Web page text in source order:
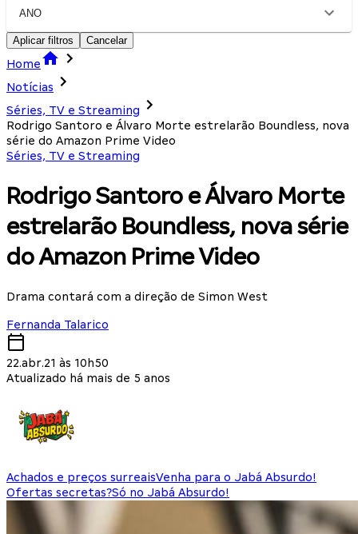
ANO
Aplicar filtros Cancelar
Home
Notícias
Séries, TV e Streaming
Rodrigo Santoro e Álvaro Morte estrelarão Boundless, nova
série do Amazon Prime Video
Séries, TV e Streaming
Rodrigo Santoro e Álvaro Morte
estrelarão Boundless, nova série
do Amazon Prime Video
Drama contará com a direção de Simon West
Fernanda Talarico
22.abr.21 às 10h50
Atualizado há mais de 5 anos
Achados e preços surreaisVenha para o Jabá Absurdo!
Ofertas secretas?Só no Jabá Absurdo!